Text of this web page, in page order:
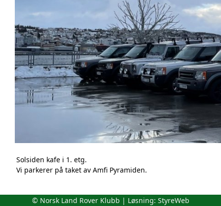
Solsiden kafe i 1. etg.
Vi parkerer på taket av Amfi Pyramiden.
© Norsk Land Rover Klubb | Løsning: StyreWeb